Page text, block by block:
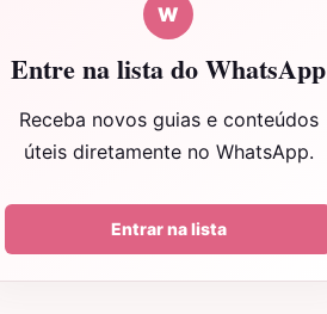
W
Entre na lista do WhatsApp
Receba novos guias e conteúdos
úteis diretamente no WhatsApp.
Entrar na lista